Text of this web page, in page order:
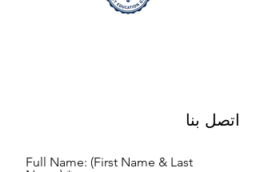
اتصل بنا
Full Name: (First Name & Last